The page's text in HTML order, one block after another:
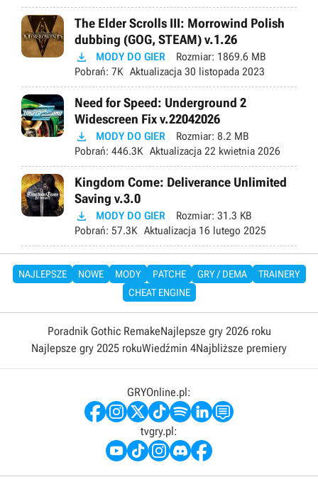
The Elder Scrolls III: Morrowind Polish
dubbing (GOG, STEAM) v.1.26
 MODY DO GIER Rozmiar: 1869.6 MB
Pobrań: 7K Aktualizacja 30 listopada 2023
Need for Speed: Underground 2
Widescreen Fix v.22042026
 MODY DO GIER Rozmiar: 8.2 MB
Pobrań: 446.3K Aktualizacja 22 kwietnia 2026
Kingdom Come: Deliverance Unlimited
Saving v.3.0
 MODY DO GIER Rozmiar: 31.3 KB
Pobrań: 57.3K Aktualizacja 16 lutego 2025
NAJLEPSZE NOWE MODY PATCHE GRY / DEMA
TRAINERY
CHEAT ENGINE
Poradnik Gothic RemakeNajlepsze gry 2026 roku
Najlepsze gry 2025 rokuWiedźmin 4Najbliższe premiery
GRYOnline.pl:
tvgry.pl: